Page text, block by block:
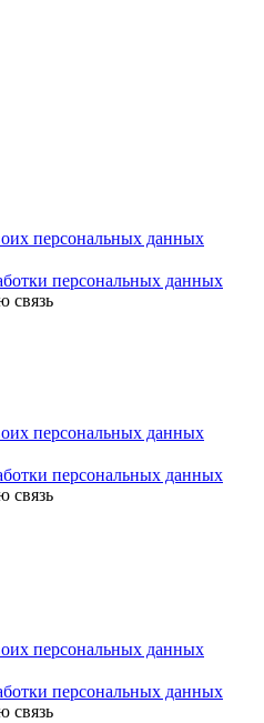
персональных данных
персональных данных
связь
персональных данных
персональных данных
связь
персональных данных
персональных данных
связь